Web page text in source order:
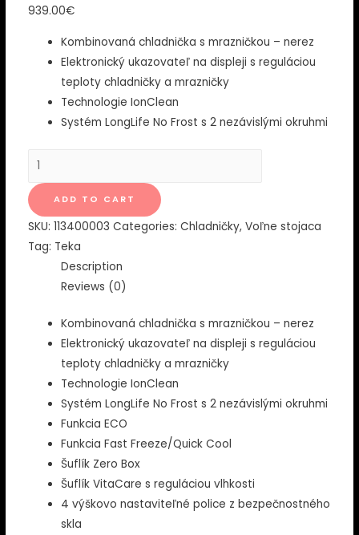
939.00€
Kombinovaná chladnička s mrazničkou – nerez
Elektronický ukazovateľ na displeji s reguláciou
teploty chladničky a mrazničky
Technologie IonClean
Systém LongLife No Frost s 2 nezávislými okruhmi
RBF
X
EU
Kombinovaná
chladnička
nerez
quantity
ADD TO CART
SKU: 113400003 Categories: Chladničky, Voľne stojaca
Tag: Teka
Description
Reviews (0)
Kombinovaná chladnička s mrazničkou – nerez
Elektronický ukazovateľ na displeji s reguláciou
teploty chladničky a mrazničky
Technologie IonClean
Systém LongLife No Frost s 2 nezávislými okruhmi
Funkcia ECO
Funkcia Fast Freeze/Quick Cool
Šuflík Zero Box
Šuflík VitaCare s reguláciou vlhkosti
4 výškovo nastaviteľné police z bezpečnostného
skla